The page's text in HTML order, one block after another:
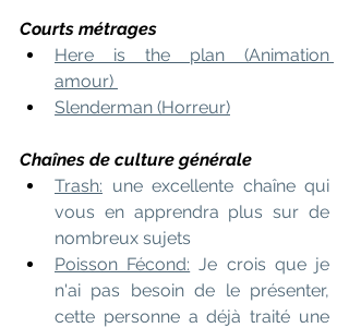
Courts métrages
Here is the plan (Animation
amour)
Slenderman (Horreur)
Chaînes de culture générale
Trash: une excellente chaîne qui
vous en apprendra plus sur de
nombreux sujets
Poisson Fécond: Je crois que je
n'ai pas besoin de le présenter,
cette personne a déjà traité une